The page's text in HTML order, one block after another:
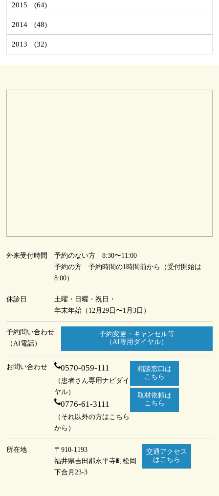
2015 (64)
2014 (48)
2013 (32)
外来受付時間
予約のない方 8:30〜11:00
予約の方 予約時間の1時間前から（受付開始は
8:00）
休診日
土曜・日曜・祝日・
年末年始（12月29日〜1月3日）
予約問い合わせ
（AI電話）
予約変更・キャンセル等
（AI専用ダイヤル）
お問い合わせ 0570-059-111
（患者さん専用ナビダイ
ヤル）
0776-61-3111
（それ以外の方はこちら
から）
相談窓口は
こちら
取材依頼は
こちら
所在地
〒910-1193
福井県吉田郡永平寺町松岡
下合月23-3
交通アクセス
はこちら